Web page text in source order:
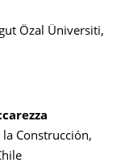
Özal Üniversiti,
Construcción,